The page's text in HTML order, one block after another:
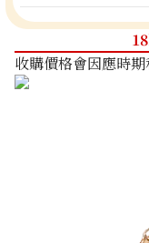
收購價格會因應時